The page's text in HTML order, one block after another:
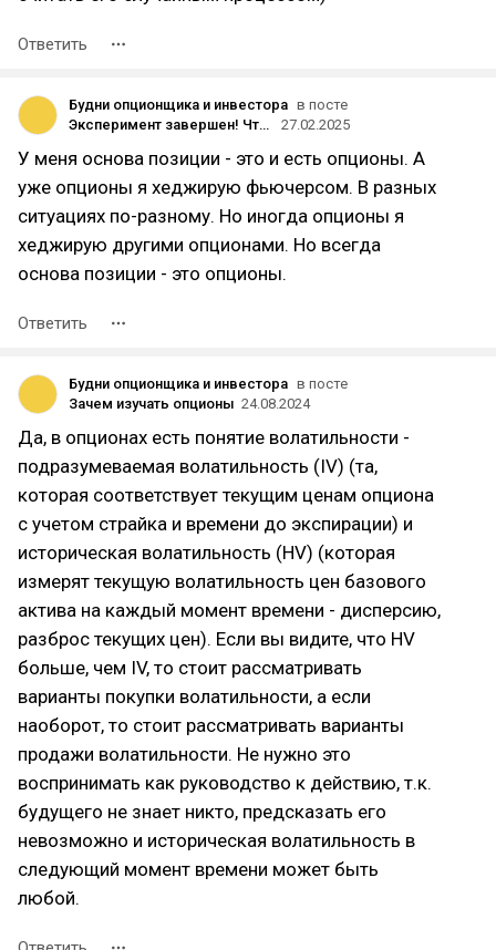
Ответить
Будни опционщика и инвестора в посте
Эксперимент завершен! Что показала практика управления опционной позицией?
27.02.2025
У меня основа позиции - это и есть опционы. А
уже опционы я хеджирую фьючерсом. В разных
ситуациях по-разному. Но иногда опционы я
хеджирую другими опционами. Но всегда
основа позиции - это опционы.
Ответить
Будни опционщика и инвестора в посте
Зачем изучать опционы 24.08.2024
Да, в опционах есть понятие волатильности -
подразумеваемая волатильность (IV) (та,
которая соответствует текущим ценам опциона
с учетом страйка и времени до экспирации) и
историческая волатильность (HV) (которая
измерят текущую волатильность цен базового
актива на каждый момент времени - дисперсию,
разброс текущих цен). Если вы видите, что HV
больше, чем IV, то стоит рассматривать
варианты покупки волатильности, а если
наоборот, то стоит рассматривать варианты
продажи волатильности. Не нужно это
воспринимать как руководство к действию, т.к.
будущего не знает никто, предсказать его
невозможно и историческая волатильность в
следующий момент времени может быть
любой.